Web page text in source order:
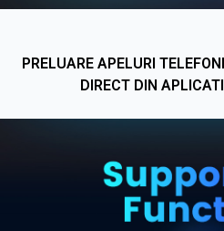
PRELUARE APELURI
DIRECT DIN